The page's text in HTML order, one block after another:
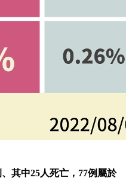
其中25人死亡，77例屬於